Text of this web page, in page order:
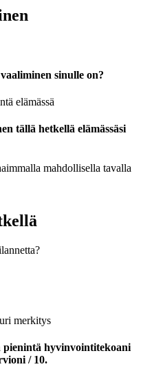
sinulle on?
elämässä
tällä hetkellä elämässäsi
mahdollisella tavalla
merkitys
pienintä hyvinvointitekoani
/ 10.